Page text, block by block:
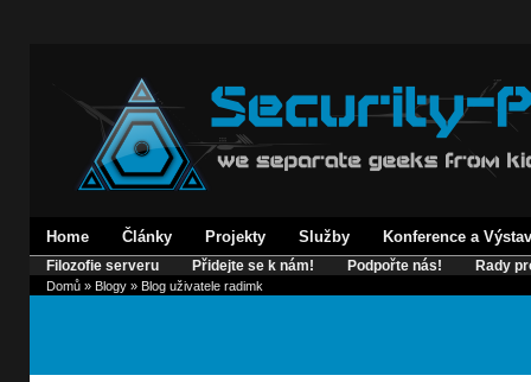
Home Články Projekty Služby Konference a
Filozofie serveru Přidejte se k nám! Podpořte nás! Rady
Domů» Blogy» Blog uživatele radimk